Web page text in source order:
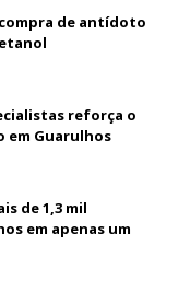
de antídoto
reforça o
em Guarulhos
de 1,3 mil
em apenas um